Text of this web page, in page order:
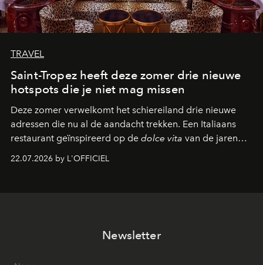
TRAVEL
Saint-Tropez heeft deze zomer drie nieuwe
hotspots die je niet mag missen
Deze zomer verwelkomt het schiereiland drie nieuwe
adressen die nu al de aandacht trekken. Een Italiaans
restaurant geïnspireerd op de dolce vita van de jaren
zestig, een Japanse hotspot die na zonsondergang
verandert in een bruisende ontmoetingsplek en de
22.07.2026 by L'OFFICIEL
Newsletter